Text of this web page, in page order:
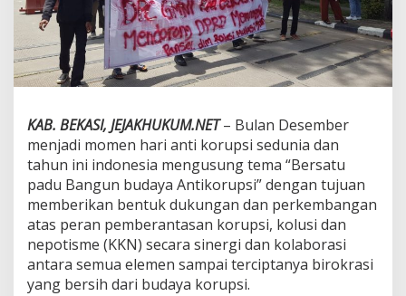
D
K
a
b
u
p
t
n
B
e
k
a
s
i
A
m
KAB. BEKASI, JEJAKHUKUM.NET– Bulan Desember
menjadi momen hari anti korupsi sedunia dan
tahun ini indonesia mengusung tema “Bersatu
padu Bangun budaya Antikorupsi” dengan tujuan
memberikan bentuk dukungan dan perkembangan
atas peran pemberantasan korupsi, kolusi dan
nepotisme (KKN) secara sinergi dan kolaborasi
antara semua elemen sampai terciptanya birokrasi
yang bersih dari budaya korupsi.